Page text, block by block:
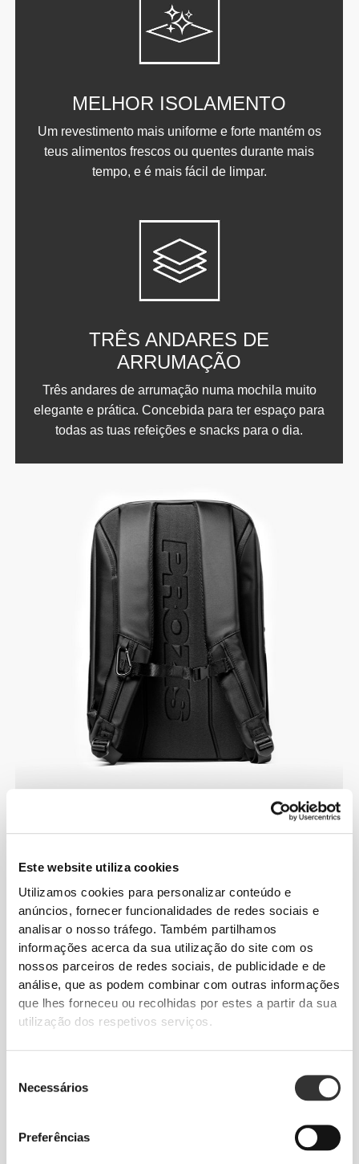
Este website utiliza cookies
Utilizamos cookies para personalizar conteúdo e
anúncios, fornecer funcionalidades de redes sociais e
analisar o nosso tráfego. Também partilhamos
informações acerca da sua utilização do site com os
nossos parceiros de redes sociais, de publicidade e de
análise, que as podem combinar com outras informações
que lhes forneceu ou recolhidas por estes a partir da sua
utilização dos respetivos serviços.
Necessários
Preferências
MELHOR ISOLAMENTO
Um revestimento mais uniforme e forte mantém os
teus alimentos frescos ou quentes durante mais
tempo, e é mais fácil de limpar.
TRÊS ANDARES DE
ARRUMAÇÃO
Três andares de arrumação numa mochila muito
elegante e prática. Concebida para ter espaço para
todas as tuas refeições e snacks para o dia.
MATERIAIS
Exterior: 100% Nylon / Interior: 100% Folha de
Alumínio